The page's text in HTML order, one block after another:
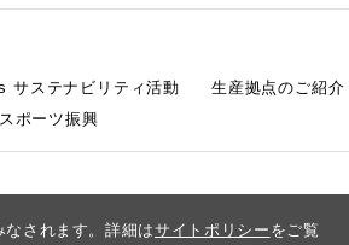
なされます。詳細はサイトポリシー をご覧
サステナビリティ活動
生産拠点のご紹介
スポーツ振興